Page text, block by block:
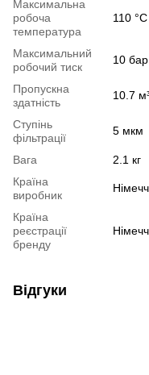
Максимальна
робоча
температура
110 °C
Максимальний
робочий тиск
10 бар
Пропускна
здатність
10.7
Ступінь
фільтрації
5 мкм
Вага
2.1 кг
Країна
виробник
Країна
реєстрації
бренду
Відгуки